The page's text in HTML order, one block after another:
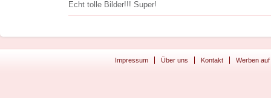
Echt tolle Bilder!!! Super!
Impressum Über uns Kontakt Werben